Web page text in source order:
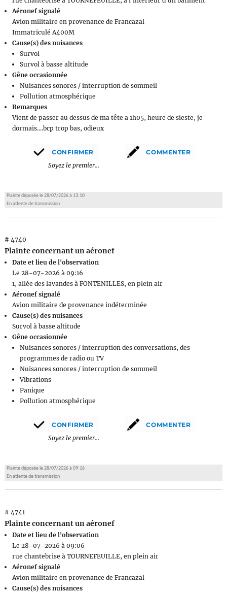
Aéronef signalé
Avion militaire en provenance de Francazal
Immatriculé A400M
Cause(s) des nuisances
Survol
Survol à basse altitude
Gêne occasionnée
Nuisances sonores / interruption de sommeil
Pollution atmosphérique
Remarques
Vient de passer au dessus de ma tête a 1h05, heure de sieste, je
dormais....bcp trop bas, odieux
Soyez le premier...
Plainte déposée le 28/07/2026 à 13:10
En attente de transmission
# 4740
Plainte concernant un aéronef
Date et lieu de l'observation
Le 28-07-2026 à 09:16
1, allée des lavandes à FONTENILLES, en plein air
Aéronef signalé
Avion militaire de provenance indéterminée
Cause(s) des nuisances
Survol à basse altitude
Gêne occasionnée
Nuisances sonores / interruption des conversations, des
programmes de radio ou TV
Nuisances sonores / interruption de sommeil
Vibrations
Panique
Pollution atmosphérique
Soyez le premier...
Plainte déposée le 28/07/2026 à 09:16
En attente de transmission
# 4741
Plainte concernant un aéronef
Date et lieu de l'observation
Le 28-07-2026 à 09:06
rue chantebrise à TOURNEFEUILLE, en plein air
Aéronef signalé
Avion militaire en provenance de Francazal
Cause(s) des nuisances